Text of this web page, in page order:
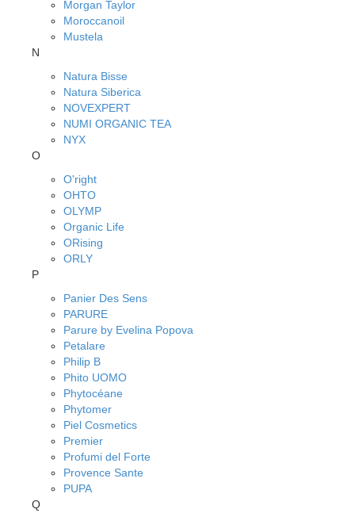
Morgan Taylor
Moroccanoil
Mustela
N
Natura Bisse
Natura Siberica
NOVEXPERT
NUMI ORGANIC TEA
NYX
O
O'right
OHTO
OLYMP
Organic Life
ORising
ORLY
P
Panier Des Sens
PARURE
Parure by Evelina Popova
Petalare
Philip B
Phito UOMO
Phytocéane
Phytomer
Piel Cosmetics
Premier
Profumi del Forte
Provence Sante
PUPA
Q